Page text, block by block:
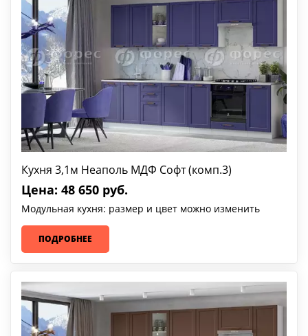
Кухня 3,1м Неаполь МДФ Софт (комп.3)
Цена: 48 650 руб.
Модульная кухня: размер и цвет можно изменить
ПОДРОБНЕЕ